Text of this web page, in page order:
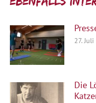
27.
Die